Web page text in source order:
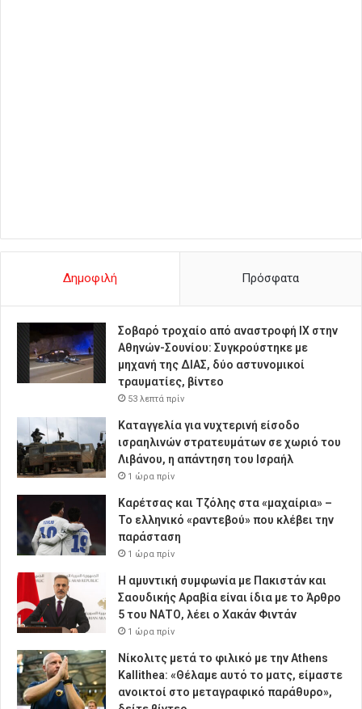
Δημοφιλή Πρόσφατα
Σοβαρό τροχαίο από αναστροφή ΙΧ στην
Αθηνών-Σουνίου: Συγκρούστηκε με
μηχανή της ΔΙΑΣ, δύο αστυνομικοί
τραυματίες, βίντεο
53 λεπτά πρίν
Καταγγελία για νυχτερινή είσοδο
ισραηλινών στρατευμάτων σε χωριό του
Λιβάνου, η απάντηση του Ισραήλ
1 ώρα πρίν
Καρέτσας και Τζόλης στα «μαχαίρια» –
Το ελληνικό «ραντεβού» που κλέβει την
παράσταση
1 ώρα πρίν
Η αμυντική συμφωνία με Πακιστάν και
Σαουδικής Αραβία είναι ίδια με το Άρθρο
5 του ΝΑΤΟ, λέει ο Χακάν Φιντάν
1 ώρα πρίν
Νίκολιτς μετά το φιλικό με την Athens
Kallithea: «Θέλαμε αυτό το ματς, είμαστε
ανοικτοί στο μεταγραφικό παράθυρο»,